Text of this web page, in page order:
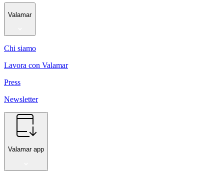
Valamar
Chi siamo
Lavora con Valamar
Press
Newsletter
Valamar app